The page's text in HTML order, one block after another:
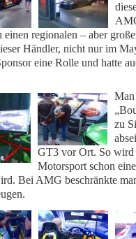
regionalen – aber
Händler, nicht nur im
eine Rolle und hatte
zu
GT3 vor Ort. So wird
Motorsport schon
Bei AMG beschränkte